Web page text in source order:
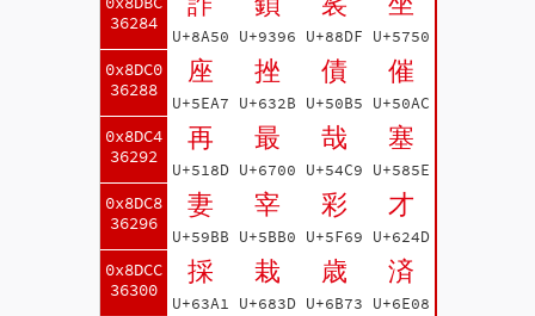
36284
0x8DC0
36288
0x8DC4
36292
0x8DC8
36296
0x8DCC
36300
U+8A50 U+9396 U+88DF U+5750
座
U+5EA7
挫
U+632B
債
U+50B5
催
U+50AC
再
U+518D
最
U+6700
哉
U+54C9
塞
U+585E
妻
U+59BB
宰
U+5BB0
彩
U+5F69
才
U+624D
採
U+63A1
栽
U+683D
歳
U+6B73
済
U+6E08